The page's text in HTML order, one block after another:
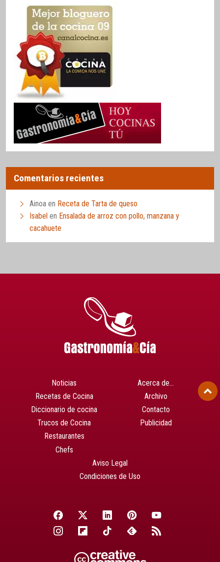
Comentarios recientes
Ainoa en Receta de Tarta de queso
Isabel en Ensalada de arroz con pollo, manzana y
cacahuete
Noticias
Recetas de Cocina
Diccionario de cocina
Trucos de Cocina
Restaurantes
Chefs
Acerca de…
Archivo
Contacto
Publicidad
Aviso Legal
Condiciones de Uso